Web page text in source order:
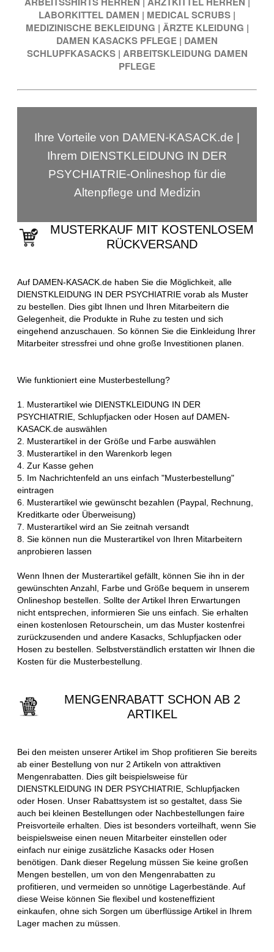
LABORKITTEL DAMEN | MEDICAL SCRUBS |
MEDIZINISCHE BEKLEIDUNG | ÄRZTE KLEIDUNG |
DAMEN KASACKS PFLEGE | DAMEN
SCHLUPFKASACKS | ARBEITSKLEIDUNG DAMEN
PFLEGE
Ihre Vorteile von DAMEN-KASACK.de |
Ihrem DIENSTKLEIDUNG IN DER
PSYCHIATRIE-Onlineshop für die
Altenpflege und Medizin
MUSTERKAUF MIT KOSTENLOSEM
RÜCKVERSAND
Auf DAMEN-KASACK.de haben Sie die Möglichkeit, alle
DIENSTKLEIDUNG IN DER PSYCHIATRIE vorab als Muster
zu bestellen. Dies gibt Ihnen und Ihren Mitarbeitern die
Gelegenheit, die Produkte in Ruhe zu testen und sich
eingehend anzuschauen. So können Sie die Einkleidung Ihrer
Mitarbeiter stressfrei und ohne große Investitionen planen.
Wie funktioniert eine Musterbestellung?
1. Musterartikel wie DIENSTKLEIDUNG IN DER
PSYCHIATRIE, Schlupfjacken oder Hosen auf DAMEN-
KASACK.de auswählen
2. Musterartikel in der Größe und Farbe auswählen
3. Musterartikel in den Warenkorb legen
4. Zur Kasse gehen
5. Im Nachrichtenfeld an uns einfach "Musterbestellung"
eintragen
6. Musterartikel wie gewünscht bezahlen (Paypal, Rechnung,
Kreditkarte oder Überweisung)
7. Musterartikel wird an Sie zeitnah versandt
8. Sie können nun die Musterartikel von Ihren Mitarbeitern
anprobieren lassen
Wenn Ihnen der Musterartikel gefällt, können Sie ihn in der
gewünschten Anzahl, Farbe und Größe bequem in unserem
Onlineshop bestellen. Sollte der Artikel Ihren Erwartungen
nicht entsprechen, informieren Sie uns einfach. Sie erhalten
einen kostenlosen Retourschein, um das Muster kostenfrei
zurückzusenden und andere Kasacks, Schlupfjacken oder
Hosen zu bestellen. Selbstverständlich erstatten wir Ihnen die
Kosten für die Musterbestellung.
MENGENRABATT SCHON AB 2
ARTIKEL
Bei den meisten unserer Artikel im Shop profitieren Sie bereits
ab einer Bestellung von nur 2 Artikeln von attraktiven
Mengenrabatten. Dies gilt beispielsweise für
DIENSTKLEIDUNG IN DER PSYCHIATRIE, Schlupfjacken
oder Hosen. Unser Rabattsystem ist so gestaltet, dass Sie
auch bei kleinen Bestellungen oder Nachbestellungen faire
Preisvorteile erhalten. Dies ist besonders vorteilhaft, wenn Sie
beispielsweise einen neuen Mitarbeiter einstellen oder
einfach nur einige zusätzliche Kasacks oder Hosen
benötigen. Dank dieser Regelung müssen Sie keine großen
Mengen bestellen, um von den Mengenrabatten zu
profitieren, und vermeiden so unnötige Lagerbestände. Auf
diese Weise können Sie flexibel und kosteneffizient
einkaufen, ohne sich Sorgen um überflüssige Artikel in Ihrem
Lager machen zu müssen.